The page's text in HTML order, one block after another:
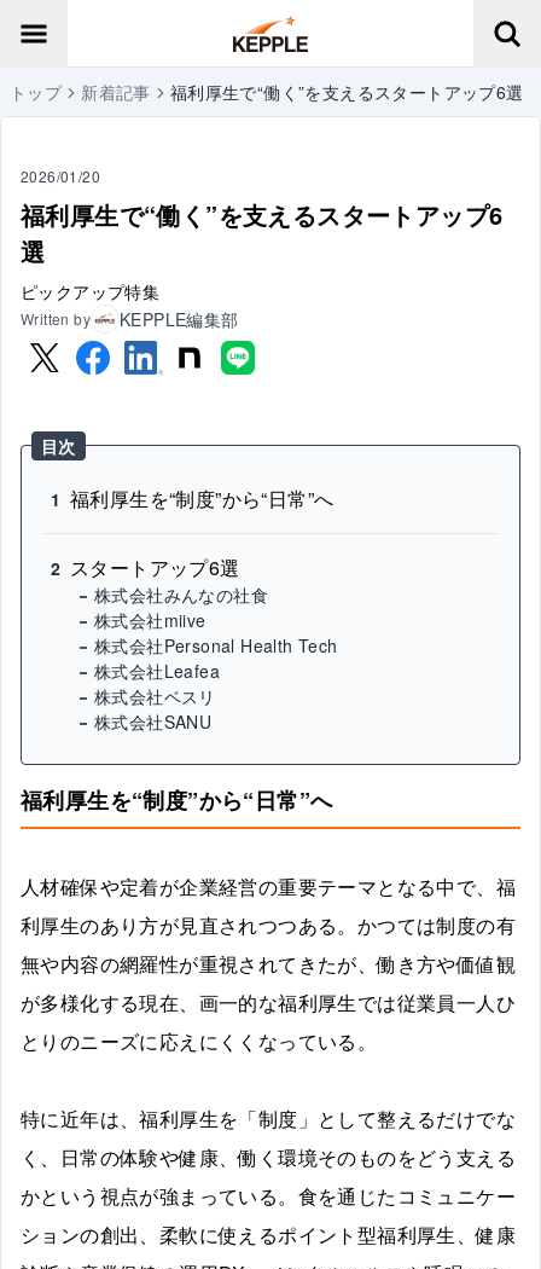
トップ 新着記事 福利厚生で“働く”を支えるスタートアップ6選
2026/01/20
福利厚生で“働く”を支えるスタートアップ6
選
ピックアップ特集
Written by KEPPLE編集部
目次
1 福利厚生を“制度”から“日常”へ
2 スタートアップ6選
株式会社みんなの社食
株式会社miive
株式会社Personal Health Tech
株式会社Leafea
株式会社ベスリ
株式会社SANU
福利厚生を“制度”から“日常”へ
人材確保や定着が企業経営の重要テーマとなる中で、福
利厚生のあり方が見直されつつある。かつては制度の有
無や内容の網羅性が重視されてきたが、働き方や価値観
が多様化する現在、画一的な福利厚生では従業員一人ひ
とりのニーズに応えにくくなっている。
特に近年は、福利厚生を「制度」として整えるだけでな
く、日常の体験や健康、働く環境そのものをどう支える
かという視点が強まっている。食を通じたコミュニケー
ションの創出、柔軟に使えるポイント型福利厚生、健康